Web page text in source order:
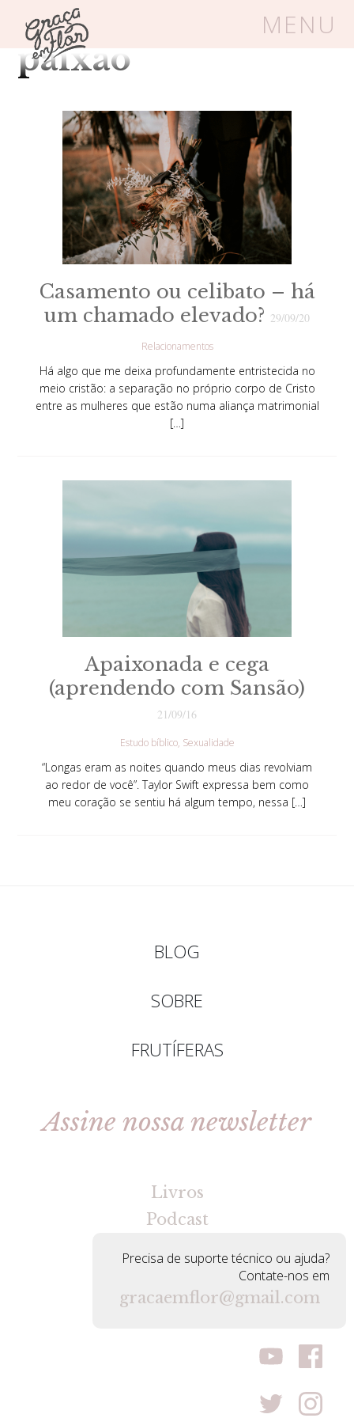
MENU
Um espaço seguro onde mulheres
Livros Carrinho Login
BLOG
Tag Arquivos:
paixão
Casamento ou celibato – há
um chamado elevado? 29/09/20
Relacionamentos
Há algo que me deixa profundamente entristecida no
meio cristão: a separação no próprio corpo de Cristo
entre as mulheres que estão numa aliança matrimonial
[…]
Apaixonada e cega
(aprendendo com Sansão)
21/09/16
Estudo bíblico Sexualidade
“Longas eram as noites quando meus dias revolviam
ao redor de você”. Taylor Swift expressa bem como
meu coração se sentiu há algum tempo, nessa […]
BLOG
SOBRE
FRUTÍFERAS
Assine nossa newsletter
Livros
Podcast
Precisa de suporte técnico ou ajuda?
Contate-nos em
gracaemflor@gmail.com